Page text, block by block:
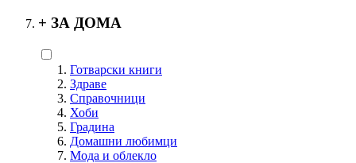
+ ЗА ДОМА
Готварски книги
Здраве
Справочници
Хоби
Градина
Домашни любимци
Мода и облекло